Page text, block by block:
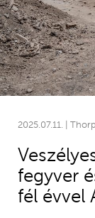
2025.07.11. |
fegyver
fél évvel